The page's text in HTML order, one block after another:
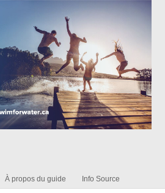
À propos du guide Info Source